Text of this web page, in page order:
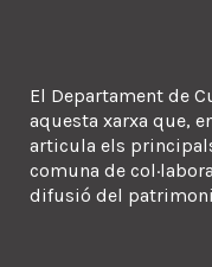
El Departament de
aquesta xarxa que,
articula els
comuna de
difusió del